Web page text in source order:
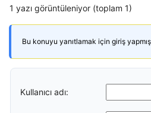
1 yazı görüntüleniyor (toplam 1)
Bu konuyu yanıtlamak için giriş yapmış
Kullanıcı adı: